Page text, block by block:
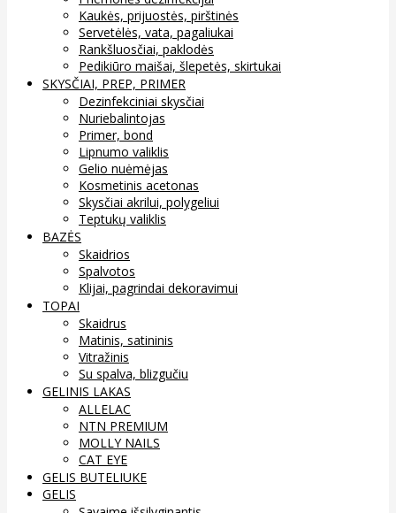
Kaukės, prijuostės, pirštinės
Servetėlės, vata, pagaliukai
Rankšluosčiai, paklodės
Pedikiūro maišai, šlepetės, skirtukai
SKYSČIAI, PREP, PRIMER
Dezinfekciniai skysčiai
Nuriebalintojas
Primer, bond
Lipnumo valiklis
Gelio nuėmėjas
Kosmetinis acetonas
Skysčiai akrilui, polygeliui
Teptukų valiklis
BAZĖS
Skaidrios
Spalvotos
Klijai, pagrindai dekoravimui
TOPAI
Skaidrus
Matinis, satininis
Vitražinis
Su spalva, blizgučiu
GELINIS LAKAS
ALLELAC
NTN PREMIUM
MOLLY NAILS
CAT EYE
GELIS BUTELIUKE
GELIS